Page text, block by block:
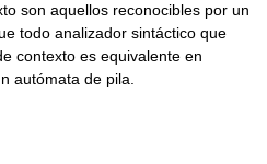
son aquellos reconocibles por un
todo analizador sintáctico que
contexto es equivalente en
autómata de pila.